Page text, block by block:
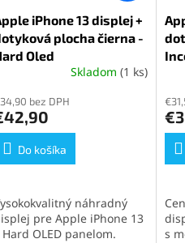
iPhone 13 displej +
plocha čierna -
Oled
Skladom (1 ks)
bez DPH
Do košíka
náhradný
pre Apple iPhone 13
Hard OLED panelom.
s